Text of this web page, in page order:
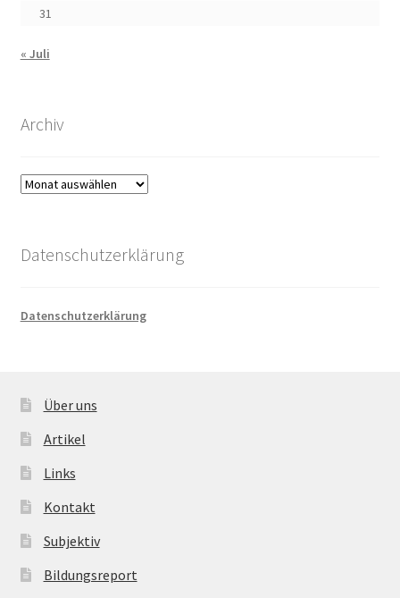
31
« Juli
Archiv
Archiv
Datenschutzerklärung
Datenschutzerklärung
Über uns
Artikel
Links
Kontakt
Subjektiv
Bildungsreport